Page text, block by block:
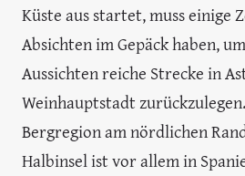
Küste aus startet, muss einige
Absichten im Gepäck haben,
Aussichten reiche Strecke in
Weinhauptstadt
Bergregion am nördlichen
Halbinsel ist vor allem in